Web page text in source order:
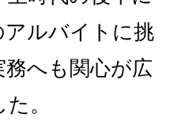
ルバイトに挑
へも関心が広
。